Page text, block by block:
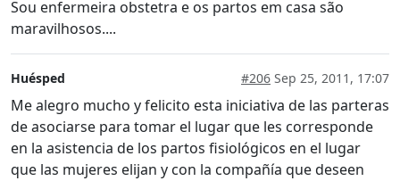
Sou enfermeira obstetra e os partos em casa são
maravilhosos....
Huésped #206 Sep 25, 2011, 17:07
Me alegro mucho y felicito esta iniciativa de las parteras
de asociarse para tomar el lugar que les corresponde
en la asistencia de los partos fisiológicos en el lugar
que las mujeres elijan y con la compañía que deseen